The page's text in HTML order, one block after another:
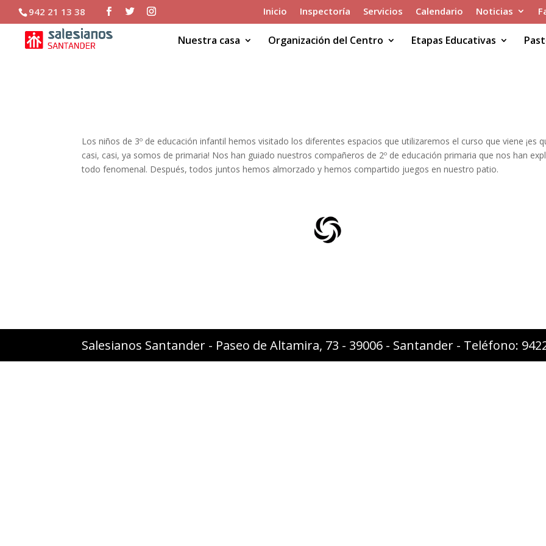
942 21 13 38 Inicio Inspectoría Servicios Calendario Noticias
Nuestra casa Organización del Centro Etapas Educativas
Los niños de 3º de educación infantil hemos visitado los diferentes espacios que utilizaremos el curso que viene ¡es
casi, casi, ya somos de primaria! Nos han guiado nuestros compañeros de 2º de educación primaria que nos han
todo fenomenal. Después, todos juntos hemos almorzado y hemos compartido juegos en nuestro patio.
Salesianos Santander - Paseo de Altamira, 73 - 39006 - Santander - Teléfono: